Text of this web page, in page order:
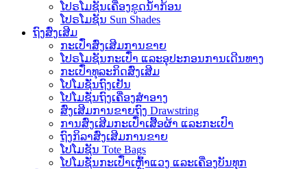
ໂປຣໂມຊັນເຄື່ອງຂູດນ້ຳກ້ອນ
ໂປຣໂມຊັນ Sun Shades
ຖົງສົ່ງເສີມ
ກະເປົ໋າສົ່ງເສີມການຂາຍ
ໂປຣໂມຊັນກະເປົ໋າ ແລະອຸປະກອນການເດີນທາງ
ກະເປົ໋າທຸລະກິດສົ່ງເສີມ
ໂປໂມຊັ່ນຖົງເຢັນ
ໂປໂມຊັ່ນຖົງເຄື່ອງສໍາອາງ
ສົ່ງເສີມການຂາຍຖົງ Drawstring
ການສົ່ງເສີມກະເປົ໋າເສື້ອຜ້າ ແລະກະເປົາ
ຖົງກິລາສົ່ງເສີມການຂາຍ
ໂປໂມຊັນ Tote Bags
ໂປໂມຊັ່ນກະເປົ໋າເຫຼົ້າແວງ ແລະເຄື່ອງບັນທຸກ